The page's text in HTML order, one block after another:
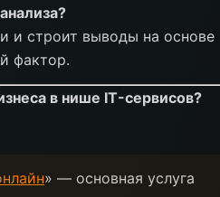
и строит выводы на основе
фактор.
в нише IT-сервисов?
» — основная услуга